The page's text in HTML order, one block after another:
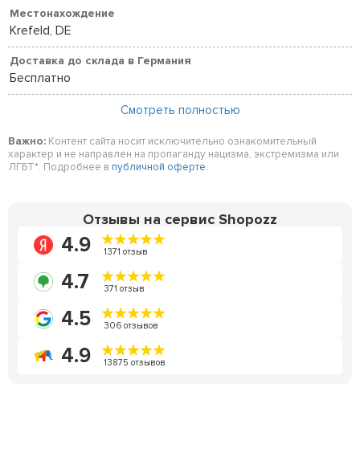
Местонахождение
Krefeld, DE
Доставка до склада в Германия
Бесплатно
Смотреть полностью
Важно: Контент сайта носит исключительно ознакомительный
характер и не направлен на пропаганду нацизма, экстремизма или
ЛГБТ*. Подробнее в публичной оферте.
Отзывы на сервис Shopozz
4.9 1371 отзыв
4.7 371 отзыв
4.5 306 отзывов
4.9 13875 отзывов